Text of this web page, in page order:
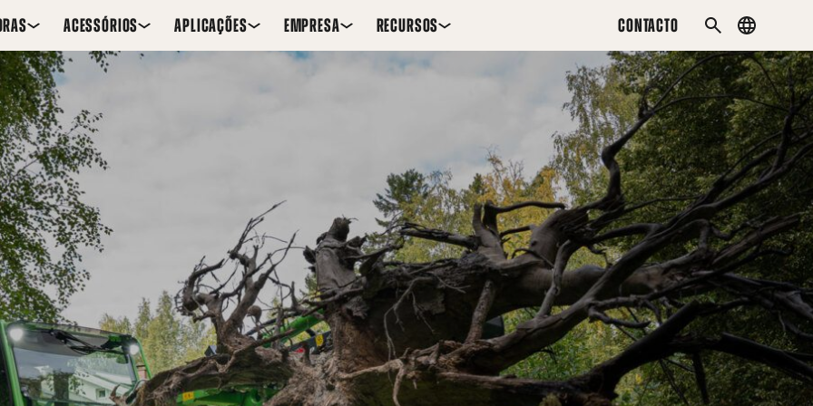
ACESSÓRIOS APLICAÇÕES EMPRESA RECURSOS CONTACTO
PESQUISARCountry
menu